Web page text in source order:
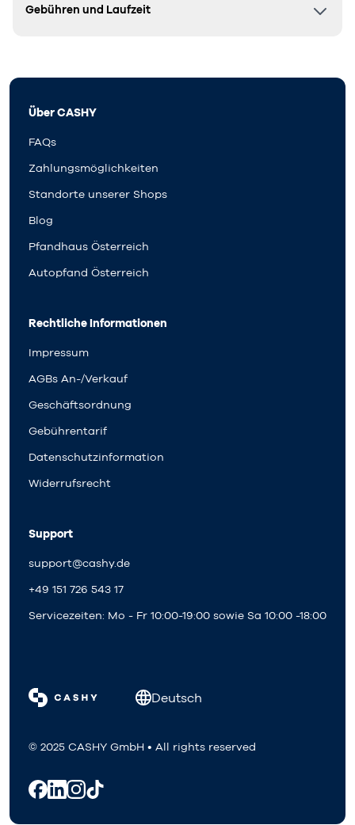
Gebühren und Laufzeit
Über CASHY
FAQs
Zahlungsmöglichkeiten
Standorte unserer Shops
Blog
Pfandhaus Österreich
Autopfand Österreich
Rechtliche Informationen
Impressum
AGBs An-/Verkauf
Geschäftsordnung
Gebührentarif
Datenschutzinformation
Widerrufsrecht
Support
support@cashy.de
+49 151 726 543 17
Servicezeiten: Mo - Fr 10:00-19:00 sowie Sa 10:00 -18:00
Deutsch
© 2025 CASHY GmbH • All rights reserved